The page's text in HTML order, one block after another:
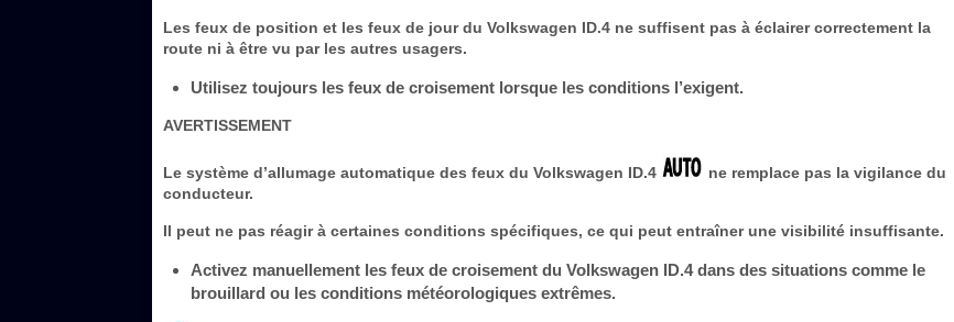
Les feux de position et les feux de jour du Volkswagen ID.4 ne suffisent pas à éclairer correctement la
route ni à être vu par les autres usagers.
Utilisez toujours les feux de croisement lorsque les conditions l’exigent.
AVERTISSEMENT
Le système d’allumage automatique des feux du Volkswagen ID.4
ne remplace pas la vigilance du
conducteur.
Il peut ne pas réagir à certaines conditions spécifiques, ce qui peut entraîner une visibilité insuffisante.
Activez manuellement les feux de croisement du Volkswagen ID.4 dans des situations comme le
brouillard ou les conditions météorologiques extrêmes.